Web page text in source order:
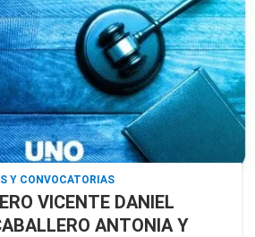
Y CONVOCATORIAS
VICENTE DANIEL
ANTONIA Y